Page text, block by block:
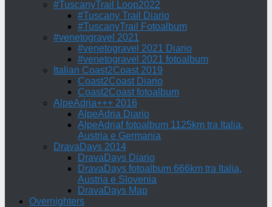
#TuscanyTrail Loop2022
#Tuscany Trail Diario
#TuscanyTrail Fotoalbum
#venetogravel 2021
#venetogravel 2021 Diario
#venetogravel 2021 fotoalbum
Italian Coast2Coast 2019
Coast2Coast Diario
Coast2Coast fotoalbum
AlpeAdria+++ 2016
AlpeAdria Diario
AlpeAdriaf fotoalbum 1125km tra Italia,
Austria e Germania
DravaDays 2014
DravaDays Diario
DravaDays fotoalbum 666km tra Italia,
Austria e Slovenia
DravaDays Map
Overnighters